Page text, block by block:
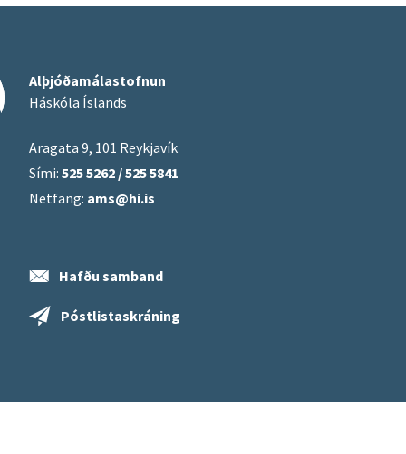
Alþjóðamálastofnun
Háskóla Íslands
Aragata 9, 101 Reykjavík
Sími: 525 5262 / 525 5841
Netfang: ams@hi.is
Hafðu samband
Póstlistaskráning